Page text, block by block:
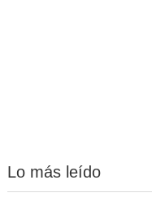
Lo más leído